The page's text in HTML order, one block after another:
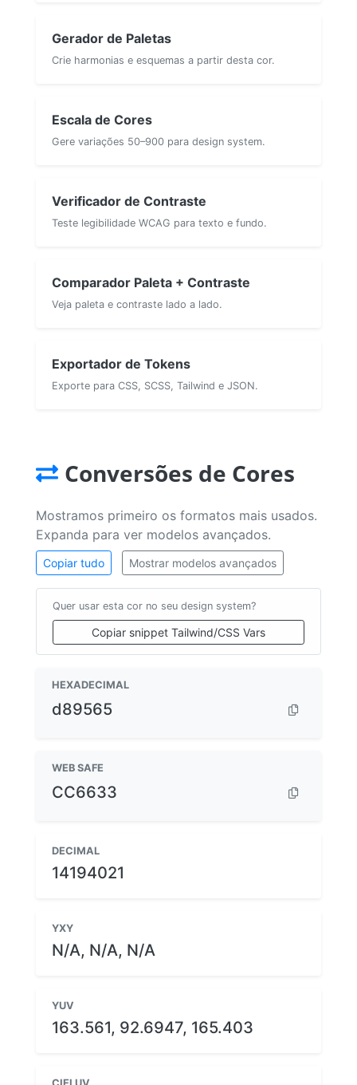
Gerador de Paletas
Crie harmonias e esquemas a partir desta cor.
Escala de Cores
Gere variações 50–900 para design system.
Verificador de Contraste
Teste legibilidade WCAG para texto e fundo.
Comparador Paleta + Contraste
Veja paleta e contraste lado a lado.
Exportador de Tokens
Exporte para CSS, SCSS, Tailwind e JSON.
Conversões de Cores
Mostramos primeiro os formatos mais usados.
Expanda para ver modelos avançados.
Copiar tudo Mostrar modelos avançados
Quer usar esta cor no seu design system?
Copiar snippet Tailwind/CSS Vars
HEXADECIMAL
d89565
WEB SAFE
CC6633
DECIMAL
14194021
YXY
N/A, N/A, N/A
YUV
163.561, 92.6947, 165.403
CIELUV